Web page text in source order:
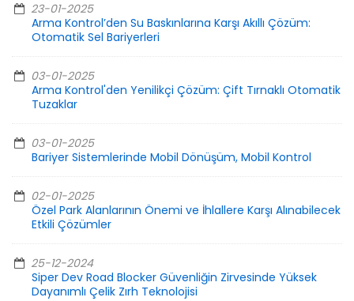
23-01-2025
Arma Kontrol’den Su Baskınlarına Karşı Akıllı Çözüm:
Otomatik Sel Bariyerleri
03-01-2025
Arma Kontrol'den Yenilikçi Çözüm: Çift Tırnaklı Otomatik
Tuzaklar
03-01-2025
Bariyer Sistemlerinde Mobil Dönüşüm, Mobil Kontrol
02-01-2025
Özel Park Alanlarının Önemi ve İhlallere Karşı Alınabilecek
Etkili Çözümler
25-12-2024
Siper Dev Road Blocker Güvenliğin Zirvesinde Yüksek
Dayanımlı Çelik Zırh Teknolojisi